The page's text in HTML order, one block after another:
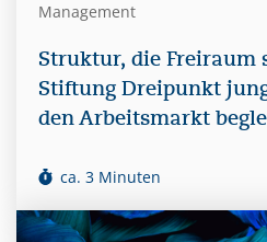
Management
Struktur, die Freiraum
Stiftung Dreipunkt
den Arbeitsmarkt
ca. 3 Minuten